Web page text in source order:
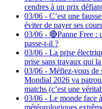
cendres à un prix
03/06 - C’est une
éviter de payer ses
03/06 - 🔴Panne Free :
passe-t-il ?
03/06 - La prise
prise sans travaux qui
03/06 - Méfiez-vous de
Mondial 2026 va
matchs (c’est une
03/06 - Le monde face
météorologiques